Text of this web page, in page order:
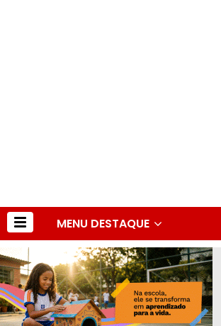
MENU DESTAQUE